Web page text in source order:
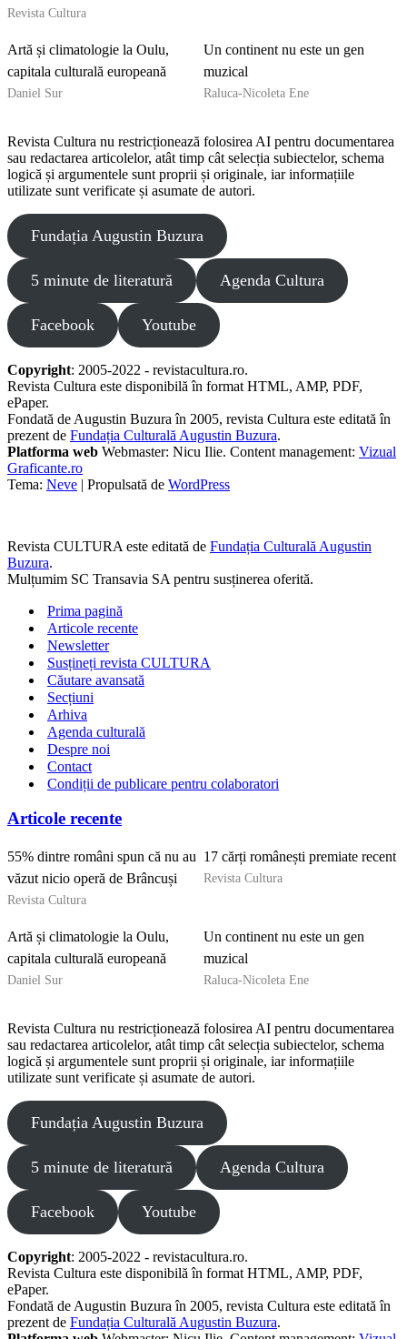
Revista Cultura
Artă și climatologie la Oulu,
capitala culturală europeană
Daniel Sur
Un continent nu este un gen
muzical
Raluca-Nicoleta Ene
Revista Cultura nu restricționează folosirea AI pentru documentarea
sau redactarea articolelor, atât timp cât selecția subiectelor, schema
logică și argumentele sunt proprii și originale, iar informațiile
utilizate sunt verificate și asumate de autori.
Fundația Augustin Buzura
5 minute de literatură Agenda Cultura
Facebook Youtube
Copyright: 2005-2022 - revistacultura.ro.
Revista Cultura este disponibilă în format HTML, AMP, PDF,
ePaper.
Fondată de Augustin Buzura în 2005, revista Cultura este editată în
prezent de Fundația Culturală Augustin Buzura.
Platforma web Webmaster: Nicu Ilie. Content management: Vizual
Graficante.ro
Tema: Neve | Propulsată de WordPress
Revista CULTURA este editată de Fundația Culturală Augustin
Buzura.
Mulțumim SC Transavia SA pentru susținerea oferită.
Prima pagină
Articole recente
Newsletter
Susțineți revista CULTURA
Căutare avansată
Secțiuni
Arhiva
Agenda culturală
Despre noi
Contact
Condiții de publicare pentru colaboratori
Articole recente
55% dintre români spun că nu au
văzut nicio operă de Brâncuși
Revista Cultura
17 cărți românești premiate recent
Revista Cultura
Artă și climatologie la Oulu,
capitala culturală europeană
Daniel Sur
Un continent nu este un gen
muzical
Raluca-Nicoleta Ene
Revista Cultura nu restricționează folosirea AI pentru documentarea
sau redactarea articolelor, atât timp cât selecția subiectelor, schema
logică și argumentele sunt proprii și originale, iar informațiile
utilizate sunt verificate și asumate de autori.
Fundația Augustin Buzura
5 minute de literatură Agenda Cultura
Facebook Youtube
Copyright: 2005-2022 - revistacultura.ro.
Revista Cultura este disponibilă în format HTML, AMP, PDF,
ePaper.
Fondată de Augustin Buzura în 2005, revista Cultura este editată în
prezent de Fundația Culturală Augustin Buzura.